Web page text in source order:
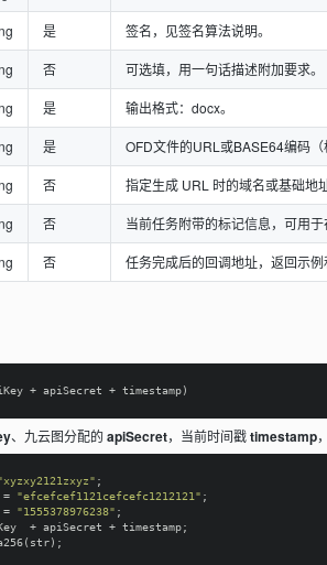
是 签名，见签名算法说明。
否 可选填，用一句话描述附加要求。
是 输出格式：docx。
是 OFD文件的URL或BASE64编码
否 指定生成 URL 时的域名或基础地
否 当前任务附带的标记信息，可用
否 任务完成后的回调地址，返回示
、九云图分配的 apiSecret，当前时间戳timestamp
;
"efcefcef1121cefcefc1212121" ;
=
"1555378976238" ;
+ apiSecret + timestamp;